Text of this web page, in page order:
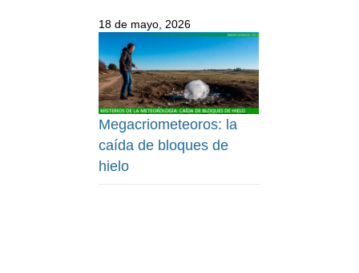
18 de mayo, 2026
Megacriometeoros: la
caída de bloques de
hielo